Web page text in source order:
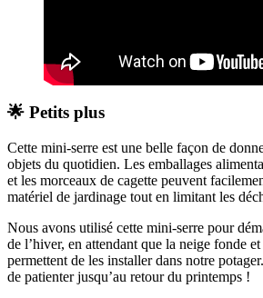
🌟 Petits plus
Cette mini-serre est une belle façon de
objets du quotidien. Les emballages
et les morceaux de cagette peuvent
matériel de jardinage tout en limitant les
Nous avons utilisé cette mini-serre pour
de l’hiver, en attendant que la neige fonde
permettent de les installer dans notre
de patienter jusqu’au retour du printemps !